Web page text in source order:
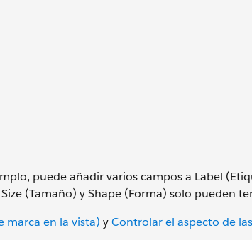
puede añadir varios campos a Label
(Tamaño) y Shape (Forma) solo pueden
marca en la vista) yControlar el aspecto de